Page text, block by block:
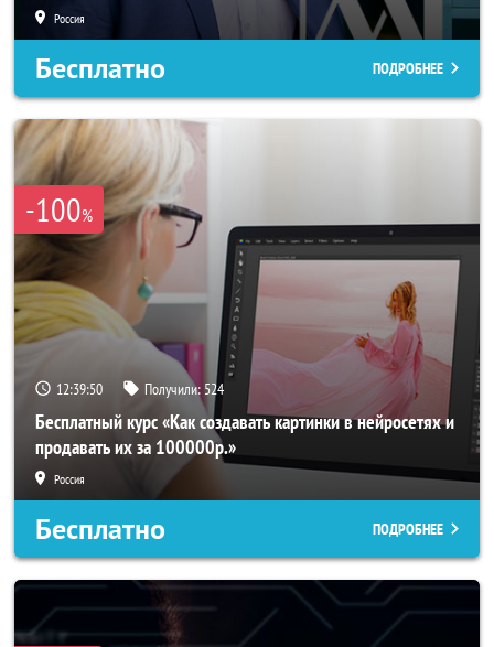
Россия
Бесплатно ПОДРОБНЕЕ
-100%
12:39:49 Получили: 524
Бесплатный курс «Как создавать картинки в нейросетях и
продавать их за 100000р.»
Россия
Бесплатно ПОДРОБНЕЕ